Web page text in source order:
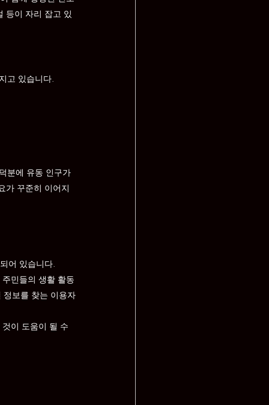
등이 자리 잡고 있
고 있습니다.
분에 유동 인구가
가 꾸준히 이어지
어 있습니다.
민들의 생활 활동
정보를 찾는 이용자
이 도움이 될 수